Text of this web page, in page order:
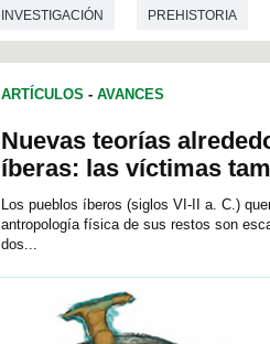
INVESTIGACIÓN PREHISTORIA
ARTÍCULOS - AVANCES
Nuevas teorías
íberas: las víctimas
Los pueblos íberos (siglos VI-II a. C.)
antropología física de sus restos son
dos...